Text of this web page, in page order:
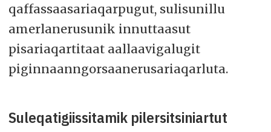
qaffassaasariaqarpugut, sulisunillu
amerlanerusunik innuttaasut
pisariaqartitaat aallaavigalugit
piginnaanngorsaanerusariaqarluta.
Suleqatigiissitamik pilersitsiniartut